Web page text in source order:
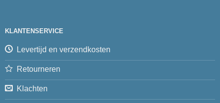
KLANTENSERVICE
Levertijd en verzendkosten
Retourneren
Klachten